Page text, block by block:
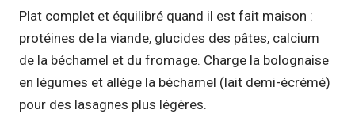
Plat complet et équilibré quand il est fait maison :
protéines de la viande, glucides des pâtes, calcium
de la béchamel et du fromage. Charge la bolognaise
en légumes et allège la béchamel (lait demi-écrémé)
pour des lasagnes plus légères.